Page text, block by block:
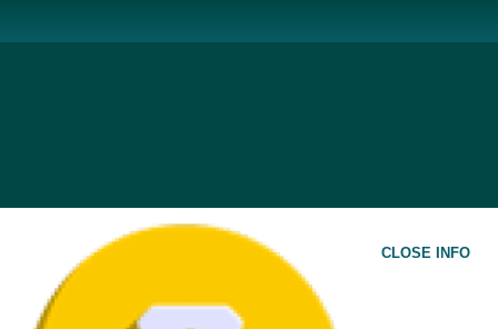
CLOSE INFO